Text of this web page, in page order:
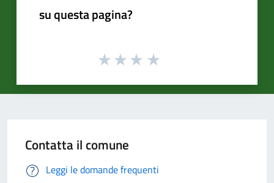
su questa pagina?
Contatta il comune
Leggi le domande frequenti